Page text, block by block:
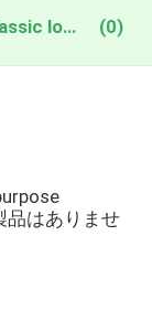
multipurpose smartwatch with classic look オンライン製造 (0)
はありませ